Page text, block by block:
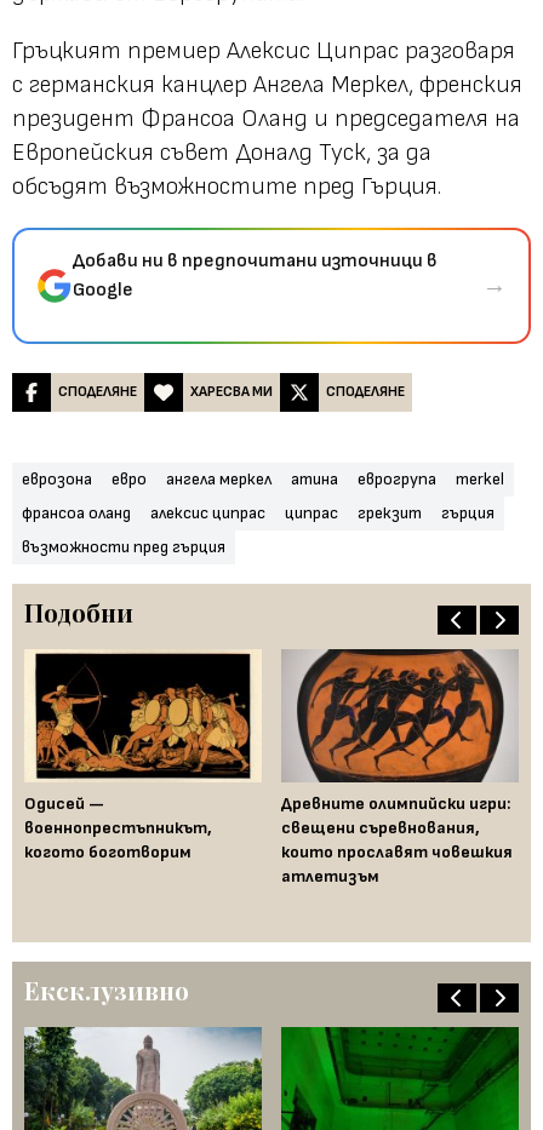
Гръцкият премиер Алексис Ципрас разговаря
с германския канцлер Ангела Меркел, френския
президент Франсоа Оланд и председателя на
Европейския съвет Доналд Туск, за да
обсъдят възможностите пред Гърция.
Добави ни в предпочитани източници в
Google
→
СПОДЕЛЯНЕ ХАРЕСВА МИ СПОДЕЛЯНЕ
еврозона евро ангела меркел атина еврогрупа
merkel
франсоа оланд
алексис ципрас ципрас грекзит
гърция
възможности пред гърция
Подобни
Одисей —
военнопрестъпникът,
когото боготворим
Древните олимпийски игри:
свещени съревнования,
които прославят човешкия
атлетизъм
Ексклузивно